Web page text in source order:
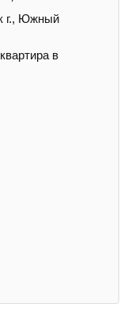
г., Южный
в